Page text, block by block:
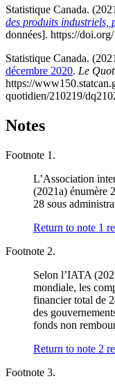
Statistique Canada.
des produits industriels,
données]. https://
Statistique Canada.
décembre 2020. Le
https://
quotidien/210219/
Notes
Footnote 1.
L’Association
(2021a) énumère
28 sous
Return to note 1
Footnote 2.
Selon l’IATA
mondiale, les
financier total de
des
fonds non
Return to note 2
Footnote 3.